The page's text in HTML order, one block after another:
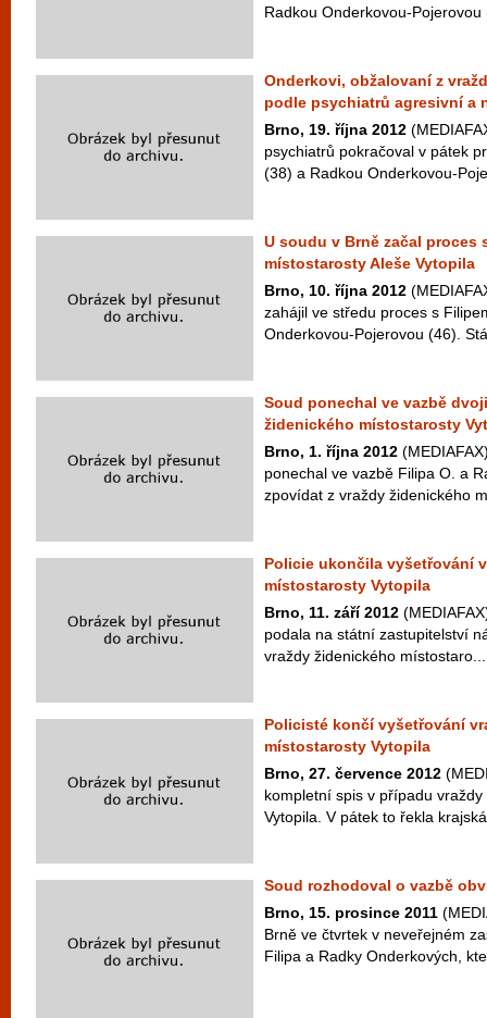
Radkou Onderkovou-
Onderkovi, obžalovaní z
podle psychiatrů agresivní a
Brno, 19. října 2012
psychiatrů pokračoval v pátek
(38) a Radkou Onderkovou-
U soudu v Brně začal proces
místostarosty Aleše Vytopila
Brno, 10. října 2012
zahájil ve středu proces s
Onderkovou-Pojerovou (46).
Soud ponechal ve vazbě
židenického místostarosty
Brno, 1. října 2012
ponechal ve vazbě Filipa O. a
zpovídat z vraždy židenického
Policie ukončila vyšetřování
místostarosty Vytopila
Brno, 11. září 2012
podala na státní zastupitelství
vraždy židenického místostaro...
Policisté končí vyšetřování
místostarosty Vytopila
Brno, 27. července 2012
kompletní spis v případu
Vytopila. V pátek to řekla
Soud rozhodoval o vazbě
Brno, 15. prosince 2011
Brně ve čtvrtek v neveřejném
Filipa a Radky Onderkových,